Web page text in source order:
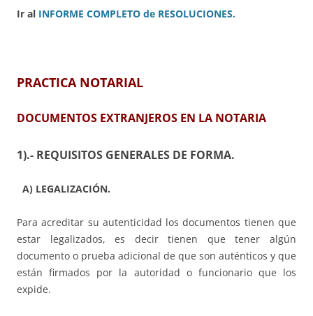
Ir al INFORME COMPLETO de RESOLUCIONES.
PRACTICA NOTARIAL
DOCUMENTOS EXTRANJEROS EN LA NOTARIA
1).- REQUISITOS GENERALES DE FORMA.
A) LEGALIZACIÓN.
Para acreditar su autenticidad los documentos tienen que
estar legalizados, es decir tienen que tener algún
documento o prueba adicional de que son auténticos y que
están firmados por la autoridad o funcionario que los
expide.